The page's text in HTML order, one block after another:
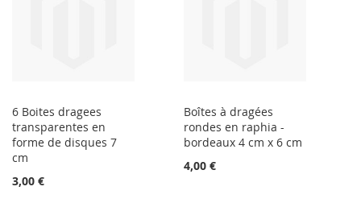
6 Boites dragees
transparentes en
forme de disques 7
cm
3,00 €
Boîtes à dragées
rondes en raphia -
bordeaux 4 cm x 6 cm
4,00 €